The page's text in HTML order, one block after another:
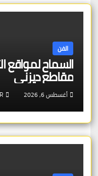
الفن
السماح لمواقع
مقاطع ديزني
أغسطس 6, 2026